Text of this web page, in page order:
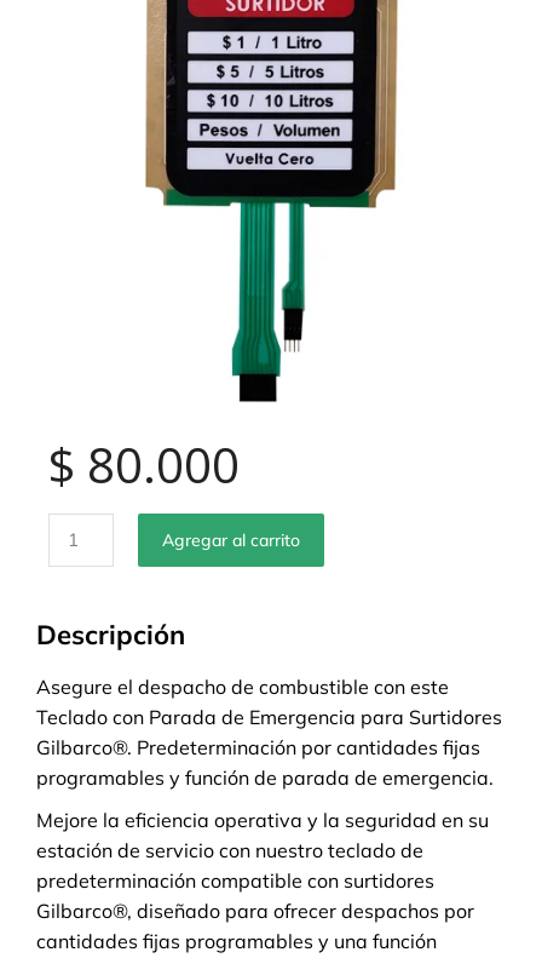
$ 80.000
Agregar al carrito
Descripción
Asegure el despacho de combustible con este
Teclado con Parada de Emergencia para Surtidores
Gilbarco®. Predeterminación por cantidades fijas
programables y función de parada de emergencia.
Mejore la eficiencia operativa y la seguridad en su
estación de servicio con nuestro teclado de
predeterminación compatible con surtidores
Gilbarco®, diseñado para ofrecer despachos por
cantidades fijas programables y una función